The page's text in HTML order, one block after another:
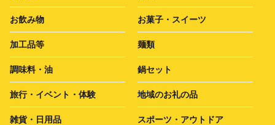
お飲み物 お菓子・スイーツ
加工品等 麺類
調味料・油 鍋セット
旅行・イベント・体験 地域のお礼の品
雑貨・日用品 スポーツ・アウトドア